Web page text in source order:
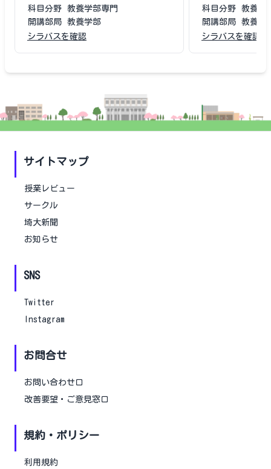
科目分野
教養学部専門
開講部局
教養学部
シラバスを確認
科目分野
教養学
開講部局
教養学
シラバスを確認
サイトマップ
授業レビュー
サークル
埼大新聞
お知らせ
SNS
Twitter
Instagram
お問合せ
お問い合わせ口
改善要望・ご意見窓口
規約・ポリシー
利用規約